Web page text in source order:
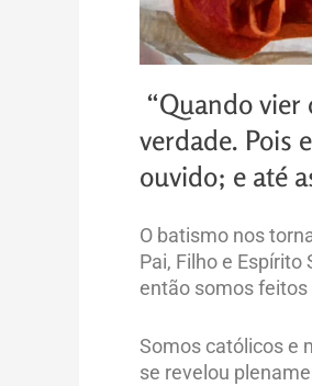
“Quando vier
verdade. Pois
ouvido; e até
O batismo nos
Pai, Filho e
então somos
Somos católicos e
se revelou